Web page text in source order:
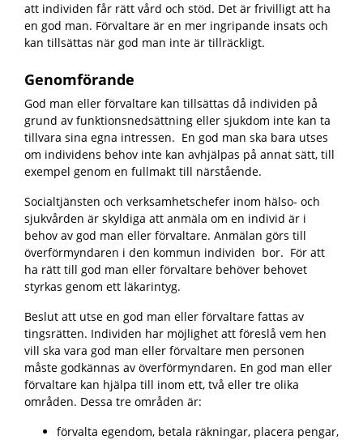
att individen får rätt vård och stöd. Det är frivilligt att ha
en god man. Förvaltare är en mer ingripande insats och
kan tillsättas när god man inte är tillräckligt.
Genomförande
God man eller förvaltare kan tillsättas då individen på
grund av funktionsnedsättning eller sjukdom inte kan ta
tillvara sina egna intressen. En god man ska bara utses
om individens behov inte kan avhjälpas på annat sätt, till
exempel genom en fullmakt till närstående.
Socialtjänsten och verksamhetschefer inom hälso- och
sjukvården är skyldiga att anmäla om en individ är i
behov av god man eller förvaltare. Anmälan görs till
överförmyndaren i den kommun individen bor. För att
ha rätt till god man eller förvaltare behöver behovet
styrkas genom ett läkarintyg.
Beslut att utse en god man eller förvaltare fattas av
tingsrätten. Individen har möjlighet att föreslå vem hen
vill ska vara god man eller förvaltare men personen
måste godkännas av överförmyndaren. En god man eller
förvaltare kan hjälpa till inom ett, två eller tre olika
områden. Dessa tre områden är:
förvalta egendom, betala räkningar, placera pengar,